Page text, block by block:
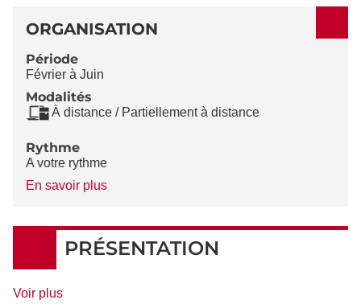
ORGANISATION
Période
Février à Juin
Modalités
À distance / Partiellement à distance
Rythme
A votre rythme
En savoir plusà
Rythme
PRÉSENTATION
Voir plusde